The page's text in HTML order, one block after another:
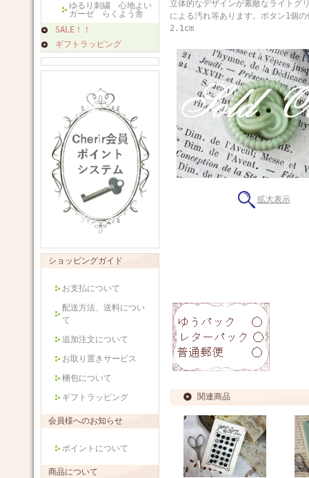
ゆるり刺繍 心地よい
ガーゼ らくよう舎
SALE！！
ギフトラッピング
ショッピングガイド
お支払について
配送方法、送料につい
て
追加注文について
お取り置きサービス
梱包について
ギフトラッピング
会員様へのお知らせ
ポイントについて
商品について
立体的なデザインが素敵なライトグ
による汚れ等あります。ボタ
2.1cm
拡大表示
関連商品